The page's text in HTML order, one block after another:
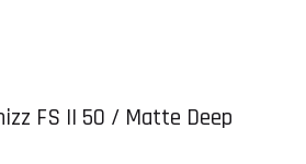
FS II 50 / Matte Deep